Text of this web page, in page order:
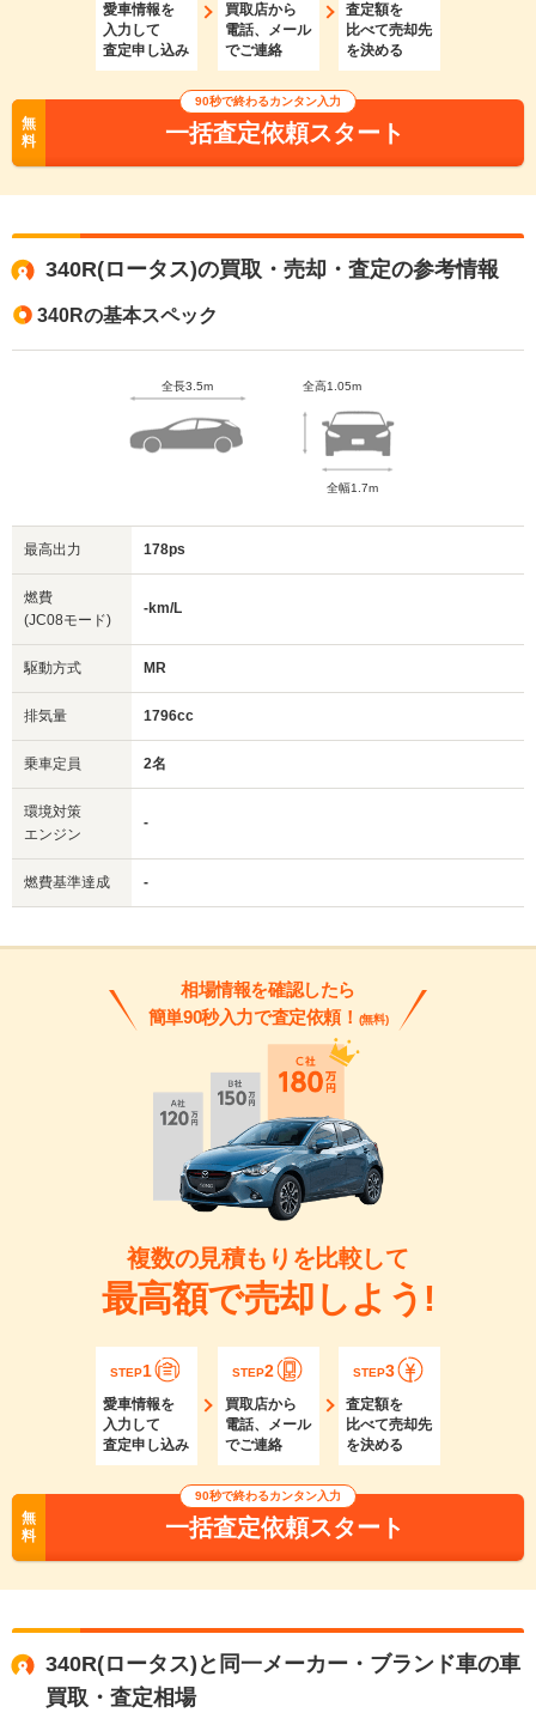
愛車情報を
入力して
査定申し込み
買取店から
電話、メール
でご連絡
査定額を
比べて売却先
を決める
無
料
90秒で終わるカンタン入力
一括査定依頼スタート
340R(ロータス)の買取・売却・査定の参考情報
340Rの基本スペック
全長3.5m 全高1.05m
全幅1.7m
最高出力 178ps
燃費
(JC08モード)
-km/L
駆動方式 MR
排気量 1796cc
乗車定員 2名
環境対策
エンジン
-
燃費基準達成 -
相場情報を確認したら
簡単90秒入力で査定依頼！ (無料)
複数の見積もりを比較して
最高額で売却しよう!
STEP1
愛車情報を
入力して
査定申し込み
STEP2
買取店から
電話、メール
でご連絡
STEP3
査定額を
比べて売却先
を決める
無
料
90秒で終わるカンタン入力
一括査定依頼スタート
340R(ロータス)と同一メーカー・ブランド車の車
買取・査定相場